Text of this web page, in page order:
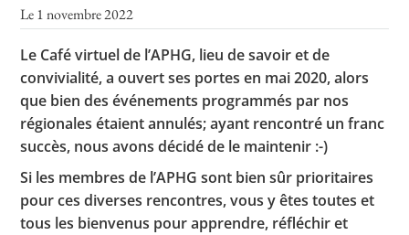
Toutes les actualités
Les rendez-vous de l’APHG
Concours de recrutement
Concours scolaires
Conférences, tables rondes
Le 1 novembre 2022
Le Café virtuel de l’APHG, lieu de savoir et de
convivialité, a ouvert ses portes en mai 2020, alors
que bien des événements programmés par nos
régionales étaient annulés; ayant rencontré un franc
succès, nous avons décidé de le maintenir :-)
Si les membres de l’APHG sont bien sûr prioritaires
pour ces diverses rencontres, vous y êtes toutes et
tous les bienvenus pour apprendre, réfléchir et